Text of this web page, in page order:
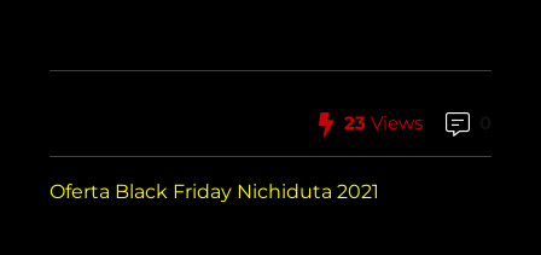
23 Views
Oferta Black Friday Nichiduta 2021